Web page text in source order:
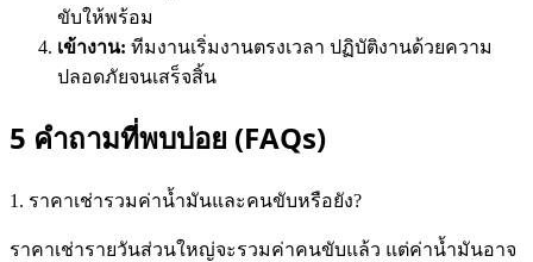
ขับให้พร้อม
เข้างาน: ทีมงานเริ่มงานตรงเวลา ปฏิบัติงานด้วยความ
ปลอดภัยจนเสร็จสิ้น
5 คำถามที่พบบ่อย (FAQs)
1. ราคาเช่ารวมค่าน้ำมันและคนขับหรือยัง?
ราคาเช่ารายวันส่วนใหญ่จะรวมค่าคนขับแล้ว แต่ค่าน้ำมันอาจ